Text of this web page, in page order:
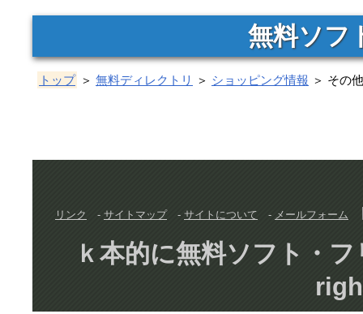
無料ソフ
トップ ＞ 無料ディレクトリ ＞ ショッピング情報 ＞ その他
リンク - サイトマップ- サイトについて - メールフォーム
ｋ本的に無料ソフト・